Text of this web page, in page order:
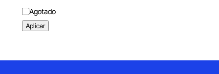
Estado
Agotado
Aplicar